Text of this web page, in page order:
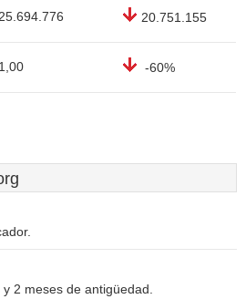
20.751.155
1,00 -60%
2 meses de antigüedad.